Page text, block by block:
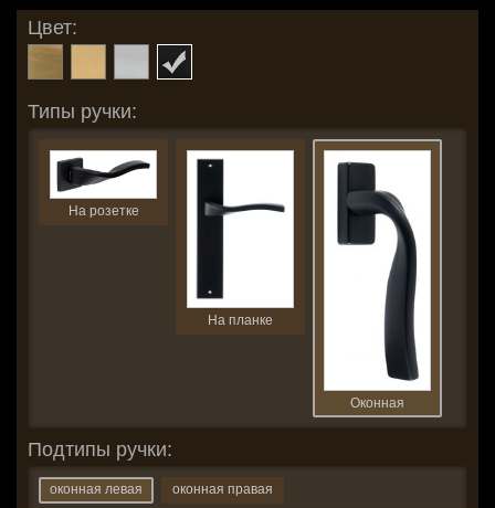
Цвет:
Типы ручки:
На розетке
На планке
Оконная
Подтипы ручки:
оконная левая оконная правая